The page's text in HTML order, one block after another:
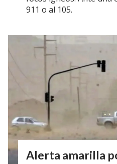
911 o al 105.
Alerta amarilla